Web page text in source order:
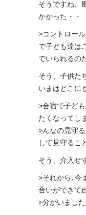
そうですね、
かかった・・
>コントロー
で子ども達は
でいられるの
そう、子供た
いまはどこに
>合宿で子ど
たくなってし
>んなの見守
して見守るこ
そう、介入せ
>それから､今
合いができて
>分がいました